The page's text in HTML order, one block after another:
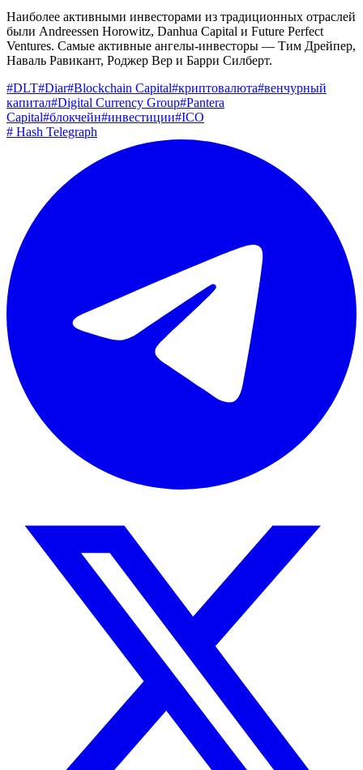
Наиболее активными инвесторами из традиционных отраслей
были Andreessen Horowitz, Danhua Capital и Future Perfect
Ventures. Самые активные ангелы-инвесторы — Тим Дрейпер,
Наваль Равикант, Роджер Вер и Барри Силберт.
#DLT#Diar#Blockchain Capital#криптовалюта#венчурный
капитал#Digital Currency Group#Pantera
Capital#блокчейн#инвестиции#ICO
# Hash Telegraph